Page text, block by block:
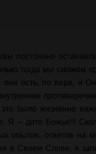
постоянно
тогда мы сможем
они есть, по вере, и
было жизненно
Я – дитя Божье!!!
опытов, ответов на
в Своем Слове, я